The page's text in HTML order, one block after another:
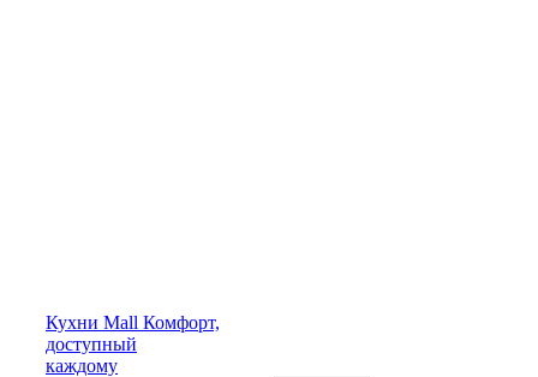
Кухни Mall Комфорт,
доступный
каждому